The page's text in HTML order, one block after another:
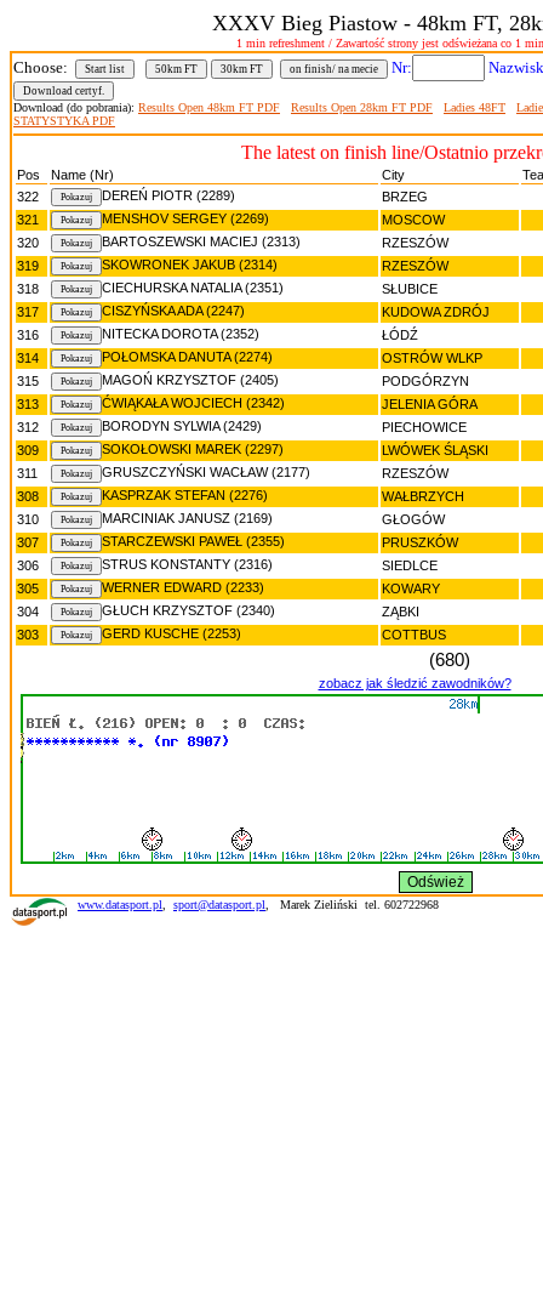
XXXV Bieg Piastow - 48km FT,
1 min refreshment / Zawartość strony jest odświeżana co 1
Choose: Start list 50km FT 30km FT on finish/ na mecie Nr:
Download (do pobrania): Results Open 48km FT PDF Results Open 28km FT PDF Ladies 48FT
STATYSTYKA PDF
The latest on finish line/Ostatnio
Pos Name (Nr) City
322
DEREŃ PIOTR (2289)
BRZEG
321
MENSHOV SERGEY (2269)
MOSCOW
320
BARTOSZEWSKI MACIEJ (2313)
RZESZÓW
319
SKOWRONEK JAKUB (2314)
RZESZÓW
318
CIECHURSKA NATALIA (2351)
SŁUBICE
317
CISZYŃSKA ADA (2247)
KUDOWA ZDRÓJ
316
NITECKA DOROTA (2352)
ŁÓDŹ
314
POŁOMSKA DANUTA (2274)
OSTRÓW WLKP
315
MAGOŃ KRZYSZTOF (2405)
PODGÓRZYN
313
ĆWIĄKAŁA WOJCIECH (2342)
JELENIA GÓRA
312
BORODYN SYLWIA (2429)
PIECHOWICE
309
SOKOŁOWSKI MAREK (2297)
LWÓWEK ŚLĄSKI
311
GRUSZCZYŃSKI WACŁAW (2177)
RZESZÓW
308
KASPRZAK STEFAN (2276)
WAŁBRZYCH
310
MARCINIAK JANUSZ (2169)
GŁOGÓW
307
STARCZEWSKI PAWEŁ (2355)
PRUSZKÓW
306
STRUS KONSTANTY (2316)
SIEDLCE
305
WERNER EDWARD (2233)
KOWARY
304
GŁUCH KRZYSZTOF (2340)
ZĄBKI
303
GERD KUSCHE (2253) COTTBUS
(680)
zobacz jak śledzić zawodników?
www.datasport.pl sport@datasport.pl Marek Zieliński tel. 602722968